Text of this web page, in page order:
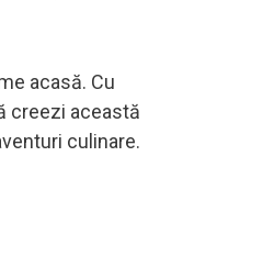
acasă. Cu
creezi această
culinare.